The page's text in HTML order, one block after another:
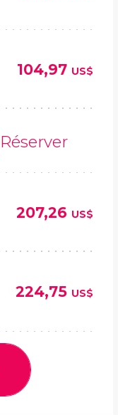
104,97 US$
Réserver
207,26 US$
224,75 US$